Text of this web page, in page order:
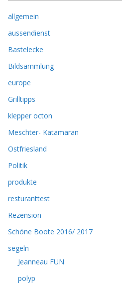
allgemein
aussendienst
Bastelecke
Bildsammlung
europe
Grilltipps
klepper octon
Meschter- Katamaran
Ostfriesland
Politik
produkte
resturanttest
Rezension
Schöne Boote 2016/ 2017
segeln
Jeanneau FUN
polyp